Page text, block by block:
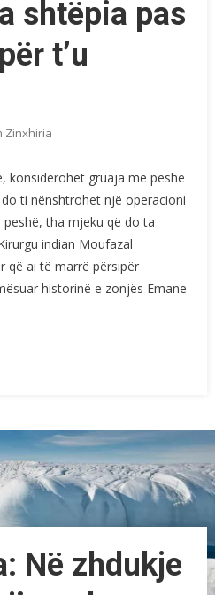
shtëpia pas
t’u
Zinxhiria
konsiderohet gruaja me peshë
ti nënshtrohet një operacioni
tha mjeku që do ta
indian Moufazal
që ai të marrë përsipër
historinë e zonjës Emane
Në zhdukje